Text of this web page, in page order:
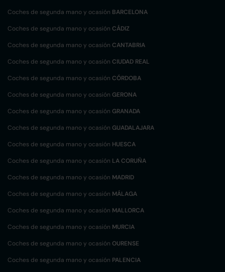
Coches de segunda mano y ocasión BARCELONA
Coches de segunda mano y ocasión CÁDIZ
Coches de segunda mano y ocasión CANTABRIA
Coches de segunda mano y ocasión CIUDAD REAL
Coches de segunda mano y ocasión CÓRDOBA
Coches de segunda mano y ocasión GERONA
Coches de segunda mano y ocasión GRANADA
Coches de segunda mano y ocasión GUADALAJARA
Coches de segunda mano y ocasión HUESCA
Coches de segunda mano y ocasión LA CORUÑA
Coches de segunda mano y ocasión MADRID
Coches de segunda mano y ocasión MÁLAGA
Coches de segunda mano y ocasión MALLORCA
Coches de segunda mano y ocasión MURCIA
Coches de segunda mano y ocasión OURENSE
Coches de segunda mano y ocasión PALENCIA